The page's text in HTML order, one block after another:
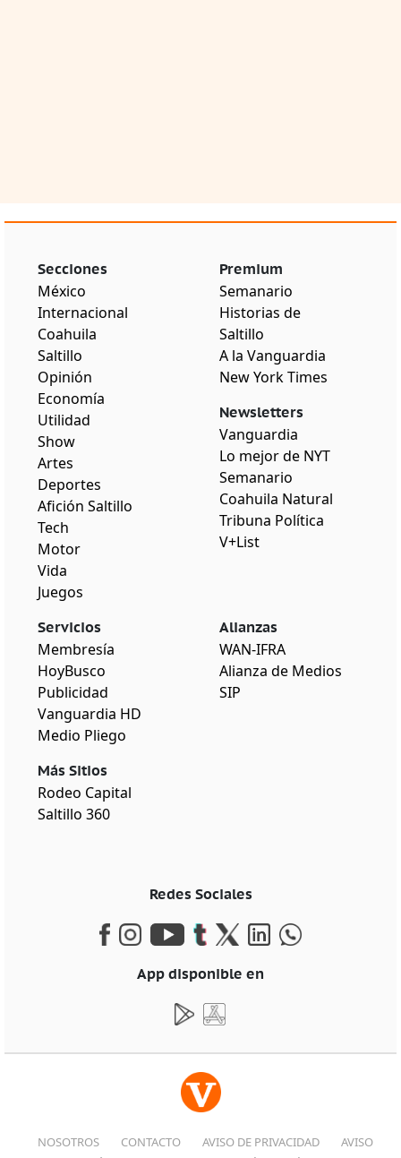
Secciones
México
Internacional
Coahuila
Saltillo
Opinión
Economía
Utilidad
Show
Artes
Deportes
Afición Saltillo
Tech
Motor
Vida
Juegos
Premium
Semanario
Historias de
Saltillo
A la Vanguardia
New York Times
Newsletters
Vanguardia
Lo mejor de NYT
Semanario
Coahuila Natural
Tribuna Política
V+List
Servicios
Membresía
HoyBusco
Publicidad
Vanguardia HD
Medio Pliego
Más Sitios
Rodeo Capital
Saltillo 360
Alianzas
WAN-IFRA
Alianza de Medios
SIP
Redes Sociales
App disponible en
NOSOTROS CONTACTO AVISO DE PRIVACIDAD
AVISO